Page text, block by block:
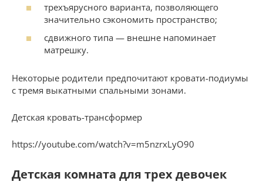
трехъярусного варианта, позволяющего
значительно сэкономить пространство;
сдвижного типа — внешне напоминает
матрешку.
Некоторые родители предпочитают кровати-подиумы
с тремя выкатными спальными зонами.
Детская кровать-трансформер
https://youtube.com/watch?v=m5nzrxLyO90
Детская комната для трех девочек